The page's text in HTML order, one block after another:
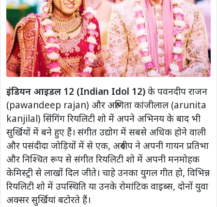
इंडियन आइडल 12 (Indian Idol 12)के पवनदीप राजन
(pawandeep rajan) और अरुणिता कांजीलाल (arunita
kanjilal) सिंगिंग रियलिटी शो में अपने अभिनय के बाद भी
सुर्खियों में बने हुए हैं। संगीत उद्योग में सबसे अधिक होने वाली
और पसंदीदा जोड़ियों में से एक, अरुदीप ने अपनी गायन प्रतिभा
और निश्चित रूप से संगीत रियलिटी शो में अपनी मनमोहक
केमिस्ट्री से लाखों दिल जीते। चाहे उनका युगल गीत हो, विभिन्न
रियलिटी शो में उपस्थिति या उनके रोमांटिक वाइब्स, दोनों युवा
अक्सर सुर्खियां बटोरते हैं।